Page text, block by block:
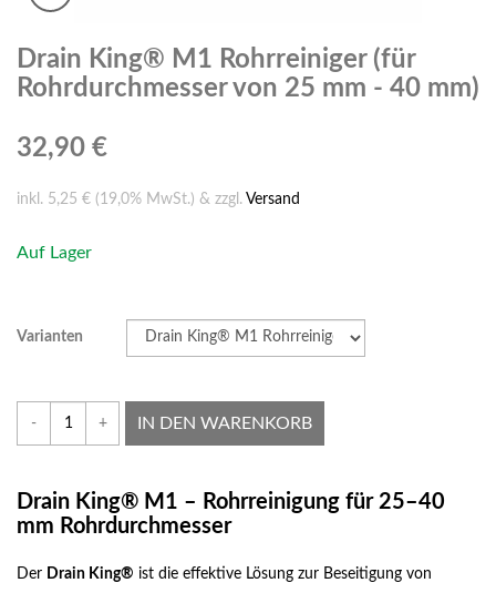
Drain King® M1 Rohrreiniger (für
Rohrdurchmesser von 25 mm - 40 mm)
32,90 €
inkl. 5,25 € (19,0% MwSt.) & zzgl. Versand
Auf Lager
Varianten
- + IN DEN WARENKORB
Drain King® M1 – Rohrreinigung für 25–40
mm Rohrdurchmesser
Der Drain King® ist die effektive Lösung zur Beseitigung von